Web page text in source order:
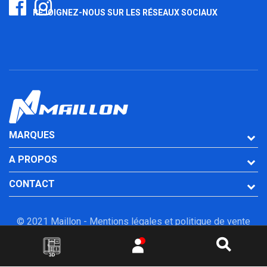
REJOIGNEZ-NOUS SUR LES RÉSEAUX SOCIAUX
MARQUES
A PROPOS
CONTACT
© 2021 Maillon - Mentions légales et politique de vente